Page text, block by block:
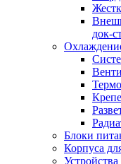
док-
Блоки
Корпуса